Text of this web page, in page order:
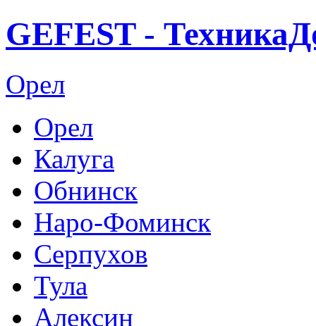
GEFEST -
Орел
Орел
Калуга
Обнинск
Наро-Фоминск
Серпухов
Тула
Алексин